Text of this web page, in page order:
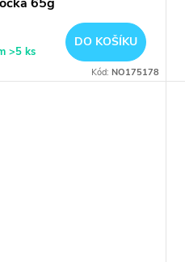
>5 ks
DO KOŠÍKU
Kód: NO175178